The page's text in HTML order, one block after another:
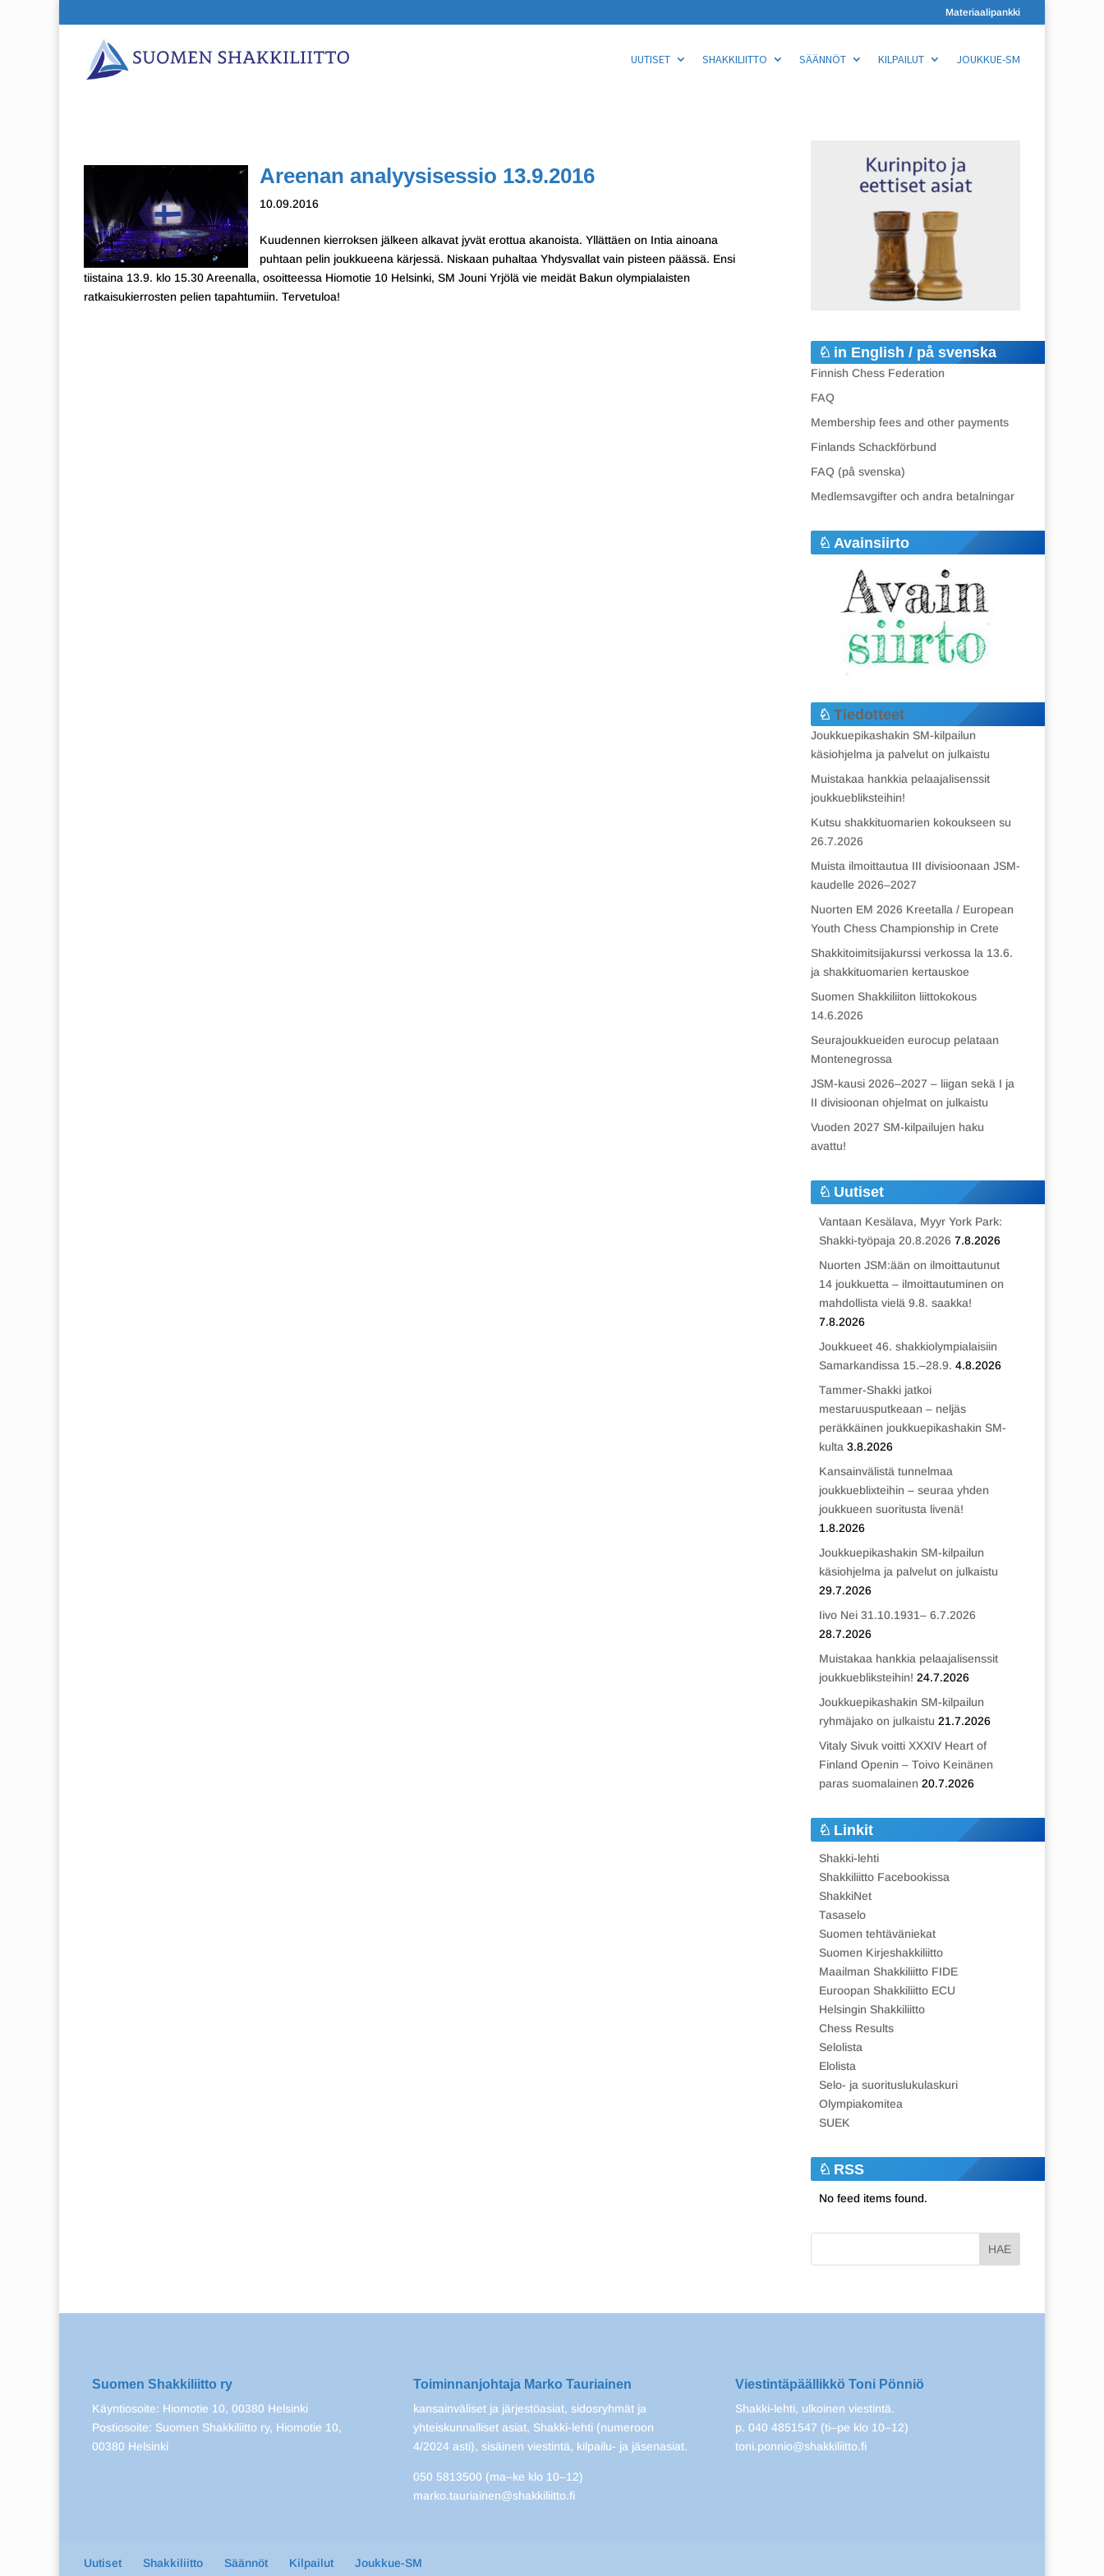
Materiaalipankki
UUTISET SHAKKILIITTO SÄÄNNÖT KILPAILUT JOUKKUE-SM
Areenan analyysisessio 13.9.2016
10.09.2016
Kuudennen kierroksen jälkeen alkavat jyvät erottua akanoista. Yllättäen on Intia ainoana
puhtaan pelin joukkueena kärjessä. Niskaan puhaltaa Yhdysvallat vain pisteen päässä. Ensi
tiistaina 13.9. klo 15.30 Areenalla, osoitteessa Hiomotie 10 Helsinki, SM Jouni Yrjölä vie meidät Bakun olympialaisten
ratkaisukierrosten pelien tapahtumiin. Tervetuloa!
in English / på svenska
Finnish Chess Federation
FAQ
Membership fees and other payments
Finlands Schackförbund
FAQ (på svenska)
Medlemsavgifter och andra betalningar
Avainsiirto
Tiedotteet
Joukkuepikashakin SM-kilpailun
käsiohjelma ja palvelut on julkaistu
Muistakaa hankkia pelaajalisenssit
joukkuebliksteihin!
Kutsu shakkituomarien kokoukseen su
26.7.2026
Muista ilmoittautua III divisioonaan JSM-
kaudelle 2026–2027
Nuorten EM 2026 Kreetalla / European
Youth Chess Championship in Crete
Shakkitoimitsijakurssi verkossa la 13.6.
ja shakkituomarien kertauskoe
Suomen Shakkiliiton liittokokous
14.6.2026
Seurajoukkueiden eurocup pelataan
Montenegrossa
JSM-kausi 2026–2027 – liigan sekä I ja
II divisioonan ohjelmat on julkaistu
Vuoden 2027 SM-kilpailujen haku
avattu!
Uutiset
Vantaan Kesälava, Myyr York Park:
Shakki-työpaja 20.8.2026 7.8.2026
Nuorten JSM:ään on ilmoittautunut
14 joukkuetta – ilmoittautuminen on
mahdollista vielä 9.8. saakka!
7.8.2026
Joukkueet 46. shakkiolympialaisiin
Samarkandissa 15.–28.9. 4.8.2026
Tammer-Shakki jatkoi
mestaruusputkeaan – neljäs
peräkkäinen joukkuepikashakin SM-
kulta 3.8.2026
Kansainvälistä tunnelmaa
joukkueblixteihin – seuraa yhden
joukkueen suoritusta livenä!
1.8.2026
Joukkuepikashakin SM-kilpailun
käsiohjelma ja palvelut on julkaistu
29.7.2026
Iivo Nei 31.10.1931– 6.7.2026
28.7.2026
Muistakaa hankkia pelaajalisenssit
joukkuebliksteihin! 24.7.2026
Joukkuepikashakin SM-kilpailun
ryhmäjako on julkaistu 21.7.2026
Vitaly Sivuk voitti XXXIV Heart of
Finland Openin – Toivo Keinänen
paras suomalainen 20.7.2026
Linkit
Shakki-lehti
Shakkiliitto Facebookissa
ShakkiNet
Tasaselo
Suomen tehtäväniekat
Suomen Kirjeshakkiliitto
Maailman Shakkiliitto FIDE
Euroopan Shakkiliitto ECU
Helsingin Shakkiliitto
Chess Results
Selolista
Elolista
Selo- ja suorituslukulaskuri
Olympiakomitea
SUEK
RSS
No feed items found.
Suomen Shakkiliitto ry
Käyntiosoite: Hiomotie 10, 00380 Helsinki
Postiosoite: Suomen Shakkiliitto ry, Hiomotie 10,
00380 Helsinki
Toiminnanjohtaja Marko Tauriainen
kansainväliset ja järjestöasiat, sidosryhmät ja
yhteiskunnalliset asiat, Shakki-lehti (numeroon
4/2024 asti), sisäinen viestintä, kilpailu- ja jäsenasiat.
050 5813500 (ma–ke klo 10–12)
marko.tauriainen@shakkiliitto.fi
Viestintäpäällikkö Toni Pönniö
Shakki-lehti, ulkoinen viestintä.
p. 040 4851547 (ti–pe klo 10–12)
toni.ponnio@shakkiliitto.fi
Uutiset Shakkiliitto Säännöt Kilpailut Joukkue-SM